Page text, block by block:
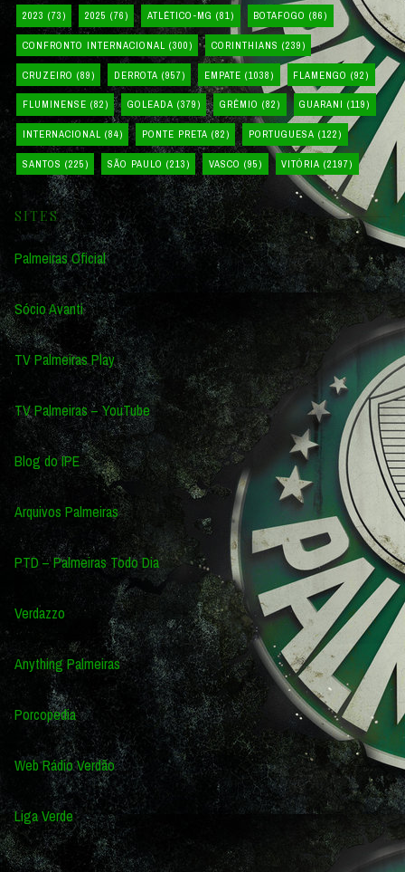
2023 (73) 2025 (76) ATLÉTICO-MG (81) BOTAFOGO (86)
CONFRONTO INTERNACIONAL (300) CORINTHIANS (239)
CRUZEIRO (89) DERROTA (957) EMPATE (1038) FLAMENGO (92)
FLUMINENSE (82) GOLEADA (379) GRÊMIO (82) GUARANI (119)
INTERNACIONAL (84) PONTE PRETA (82) PORTUGUESA (122)
SANTOS (225) SÃO PAULO (213) VASCO (95) VITÓRIA (2197)
SITES
Palmeiras Oficial
Sócio Avanti
TV Palmeiras Play
TV Palmeiras – YouTube
Blog do IPE
Arquivos Palmeiras
PTD – Palmeiras Todo Dia
Verdazzo
Anything Palmeiras
Porcopedia
Web Rádio Verdão
Liga Verde